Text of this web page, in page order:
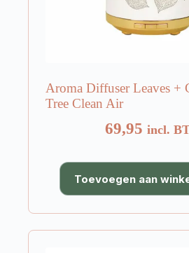
Aroma Diffuser Leaves +
Tree Clean Air
69,95 incl.
Toevoegen aan